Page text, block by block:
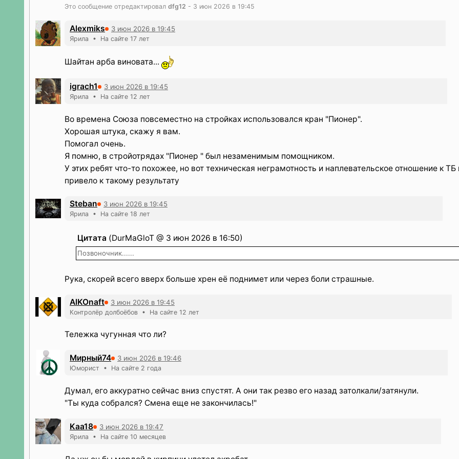
Это сообщение отредактировал dfg12 - 3 июн 2026 в 19:45
Alexmiks 3 июн 2026 в 19:45
Ярила • На сайте 17 лет
Шайтан арба виновата...
igrach1 3 июн 2026 в 19:45
Ярила • На сайте 12 лет
Во времена Союза повсеместно на стройках использовался кран "Пионер".
Хорошая штука, скажу я вам.
Помогал очень.
Я помню, в стройотрядах "Пионер " был незаменимым помощником.
У этих ребят что-то похожее, но вот техническая неграмотность и наплевательское отношение к ТБ
привело к такому результату
Steban 3 июн 2026 в 19:45
Ярила • На сайте 18 лет
Цитата (DurMaGloT @ 3 июн 2026 в 16:50)
Позвоночник......
Рука, скорей всего вверх больше хрен её поднимет или через боли страшные.
AlKOnaft 3 июн 2026 в 19:45
Контролёр долбоёбов • На сайте 12 лет
Тележка чугунная что ли?
Мирный74 3 июн 2026 в 19:46
Юморист • На сайте 2 года
Думал, его аккуратно сейчас вниз спустят. А они так резво его назад затолкали/затянули.
"Ты куда собрался? Смена еще не закончилась!"
Kaa18 3 июн 2026 в 19:47
Ярила • На сайте 10 месяцев